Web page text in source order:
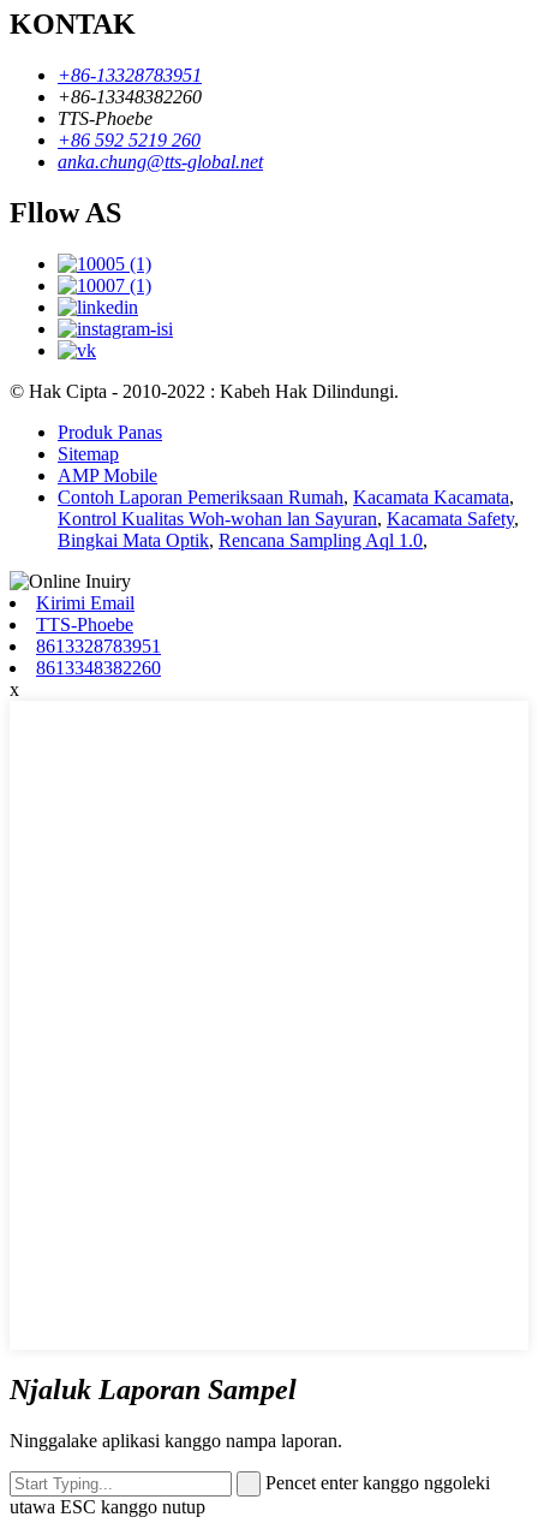
KONTAK
+86-13328783951
+86-13348382260
TTS-Phoebe
+86 592 5219 260
anka.chung@tts-global.net
Fllow AS
© Hak Cipta - 2010-2022 : Kabeh Hak Dilindungi.
Produk Panas
Sitemap
AMP Mobile
Contoh Laporan Pemeriksaan Rumah, Kacamata Kacamata,
Kontrol Kualitas Woh-wohan lan Sayuran, Kacamata Safety,
Bingkai Mata Optik, Rencana Sampling Aql 1.0,
Kirimi Email
TTS-Phoebe
8613328783951
8613348382260
x
Njaluk Laporan Sampel
Ninggalake aplikasi kanggo nampa laporan.
Pencet enter kanggo nggoleki
utawa ESC kanggo nutup